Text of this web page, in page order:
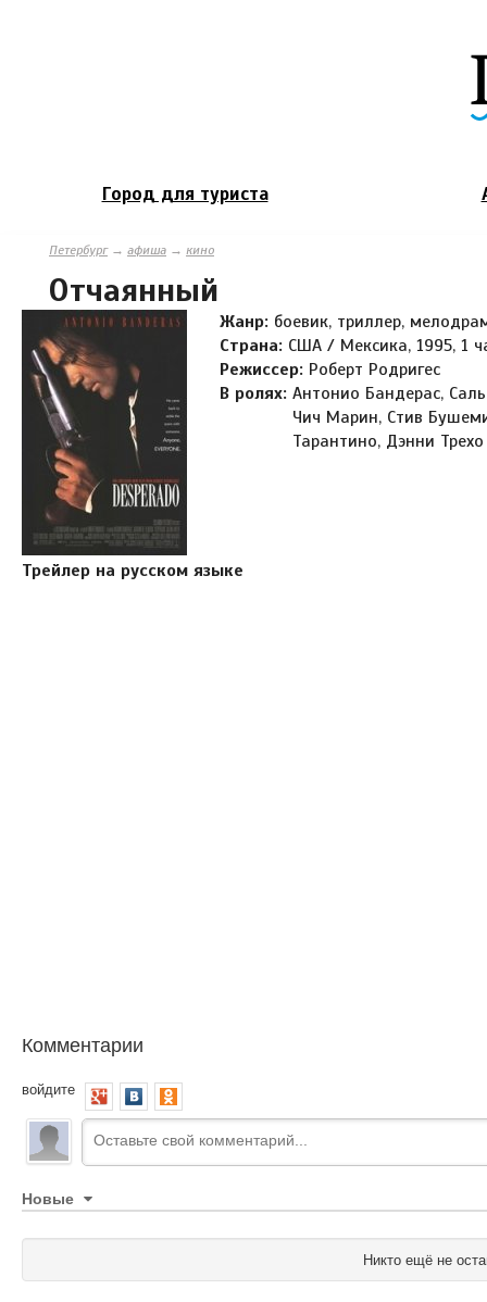
Город для туриста
Петербург→ афиша → кино
Отчаянный
Жанр: боевик, триллер,
Страна: США / Мексика, 1995, 1
Режиссер: Роберт Родригес
В ролях: Антонио Бандерас,
Чич Марин, Стив
Тарантино, Дэнни Трехо
Трейлер на русском языке
Комментарии
войдите
Новые
Никто ещё не